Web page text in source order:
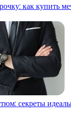
как купить
секреты